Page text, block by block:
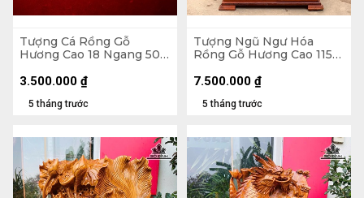
Tượng Cá Rồng Gỗ
Hương Cao 18 Ngang 50
5 tháng trước
3.500.000 ₫
Tượng Ngũ Ngư Hóa
Rồng Gỗ Hương Cao 115
Không Kỷ Cao 100 (cm)
5 tháng trước
7.500.000 ₫